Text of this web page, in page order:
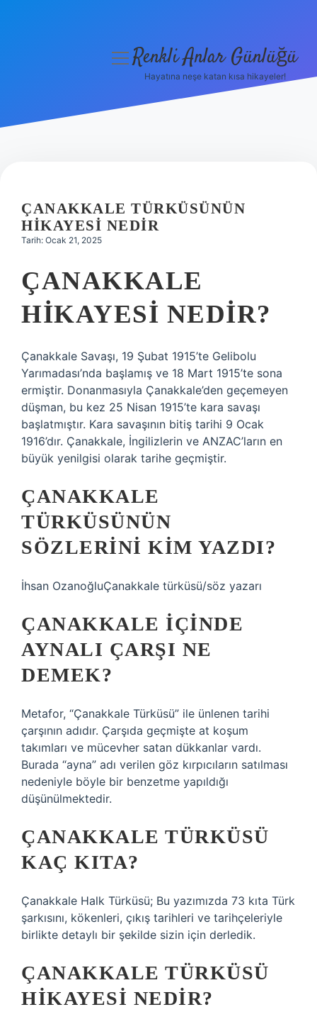
Hakkımızda
menüyüRenkli Anlar Günlüğü
Hayatına neşe katan kısa hikayeler!
ÇANAKKALE TÜRKÜSÜNÜN
HIKAYESI NEDIR
Tarih: Ocak 21, 2025
ÇANAKKALE
HIKAYESI NEDIR?
Çanakkale Savaşı, 19 Şubat 1915’te Gelibolu
Yarımadası’nda başlamış ve 18 Mart 1915’te sona
ermiştir. Donanmasıyla Çanakkale’den geçemeyen
düşman, bu kez 25 Nisan 1915’te kara savaşı
başlatmıştır. Kara savaşının bitiş tarihi 9 Ocak
1916’dır. Çanakkale, İngilizlerin ve ANZAC’ların en
büyük yenilgisi olarak tarihe geçmiştir.
ÇANAKKALE
TÜRKÜSÜNÜN
SÖZLERINI KIM YAZDI?
İhsan OzanoğluÇanakkale türküsü/söz yazarı
ÇANAKKALE IÇINDE
AYNALI ÇARŞI NE
DEMEK?
Metafor, “Çanakkale Türküsü” ile ünlenen tarihi
çarşının adıdır. Çarşıda geçmişte at koşum
takımları ve mücevher satan dükkanlar vardı.
Burada “ayna” adı verilen göz kırpıcıların satılması
nedeniyle böyle bir benzetme yapıldığı
düşünülmektedir.
ÇANAKKALE TÜRKÜSÜ
KAÇ KITA?
Çanakkale Halk Türküsü; Bu yazımızda 73 kıta Türk
şarkısını, kökenleri, çıkış tarihleri ​​ve tarihçeleriyle
birlikte detaylı bir şekilde sizin için derledik.
ÇANAKKALE TÜRKÜSÜ
HIKAYESI NEDIR?